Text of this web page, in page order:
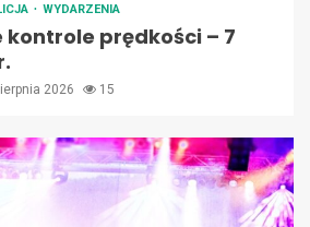
WYDARZENIA
prędkości – 7
2026 15